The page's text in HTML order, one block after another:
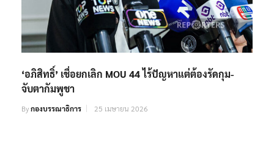
‘อภิสิทธิ์’ เชื่อยกเลิก MOU 44 ไร้ปัญหาแต่ต้องรัดกุม-
จับตากัมพูชา
Byกองบรรณาธิการ 25 เมษายน 2026